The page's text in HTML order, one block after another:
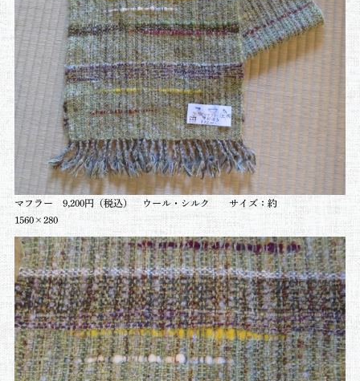
マフラー 9,200円（税込） ウール・シルク サイズ：約
1560×280